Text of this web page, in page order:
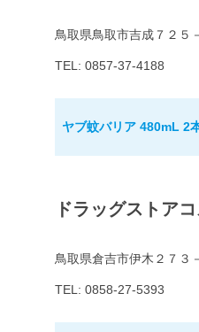
鳥取県鳥取市吉成７２５
TEL: 0857-37-4188
ヤブ蚊バリア 480mL 2
ドラッグストア
鳥取県倉吉市伊木２７３
TEL: 0858-27-5393